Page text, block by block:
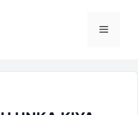
Menu